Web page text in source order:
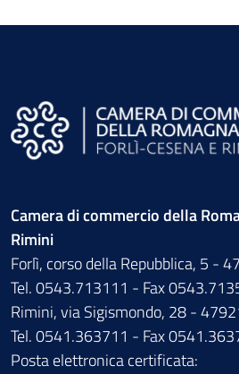
Camera di commercio della
Rimini
Forlì, corso della Repubblica, 5 -
Tel. 0543.713111 - Fax
Rimini, via Sigismondo, 28 -
Tel. 0541.363711 - Fax
Posta elettronica certificata: